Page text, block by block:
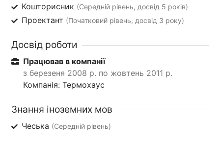
Кошторисник (Середній рівень, досвід 5 років)
Проектант (Початковий рівень, досвід 3 року)
Досвід роботи
Працював в компанії
з березеня 2008 р. по жовтень 2011 р.
Компанія: Термохаус
Знання іноземних мов
Чеська (Середній рівень)